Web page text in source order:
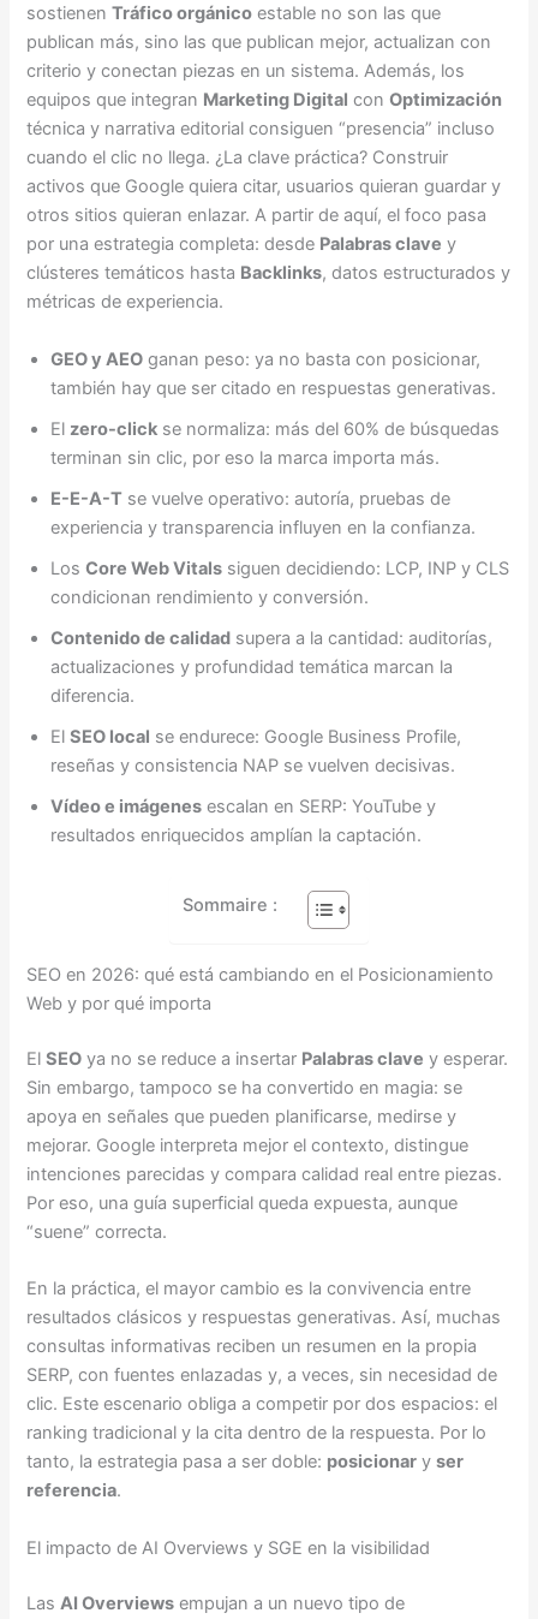
sostienenTráfico orgánico estable no son las que
publican más, sino las que publican mejor, actualizan con
criterio y conectan piezas en un sistema. Además, los
equipos que integran Marketing Digital conOptimización
técnica y narrativa editorial consiguen “presencia” incluso
cuando el clic no llega. ¿La clave práctica? Construir
activos que Google quiera citar, usuarios quieran guardar y
otros sitios quieran enlazar. A partir de aquí, el foco pasa
por una estrategia completa: desde Palabras clave y
clústeres temáticos hasta Backlinks, datos estructurados y
métricas de experiencia.
GEO y AEO ganan peso: ya no basta con posicionar,
también hay que ser citado en respuestas generativas.
El zero-click se normaliza: más del 60% de búsquedas
terminan sin clic, por eso la marca importa más.
E-E-A-T se vuelve operativo: autoría, pruebas de
experiencia y transparencia influyen en la confianza.
LosCore Web Vitals siguen decidiendo: LCP, INP y CLS
condicionan rendimiento y conversión.
Contenido de calidad supera a la cantidad: auditorías,
actualizaciones y profundidad temática marcan la
diferencia.
ElSEO local se endurece: Google Business Profile,
reseñas y consistencia NAP se vuelven decisivas.
Vídeo e imágenes escalan en SERP: YouTube y
resultados enriquecidos amplían la captación.
Sommaire :
SEO en 2026: qué está cambiando en el Posicionamiento
Web y por qué importa
ElSEO ya no se reduce a insertar Palabras clave y esperar.
Sin embargo, tampoco se ha convertido en magia: se
apoya en señales que pueden planificarse, medirse y
mejorar. Google interpreta mejor el contexto, distingue
intenciones parecidas y compara calidad real entre piezas.
Por eso, una guía superficial queda expuesta, aunque
“suene” correcta.
En la práctica, el mayor cambio es la convivencia entre
resultados clásicos y respuestas generativas. Así, muchas
consultas informativas reciben un resumen en la propia
SERP, con fuentes enlazadas y, a veces, sin necesidad de
clic. Este escenario obliga a competir por dos espacios: el
ranking tradicional y la cita dentro de la respuesta. Por lo
tanto, la estrategia pasa a ser doble: posicionar yser
referencia.
El impacto de AI Overviews y SGE en la visibilidad
Las AI Overviews empujan a un nuevo tipo de